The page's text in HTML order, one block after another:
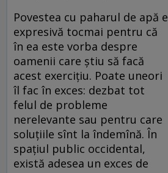
Povestea cu paharul de apă e
expresivă tocmai pentru că
în ea este vorba despre
oamenii care ştiu să facă
acest exerciţiu. Poate uneori
îl fac în exces: dezbat tot
felul de probleme
nerelevante sau pentru care
soluţiile sînt la îndemînă. În
spaţiul public occidental,
există adesea un exces de